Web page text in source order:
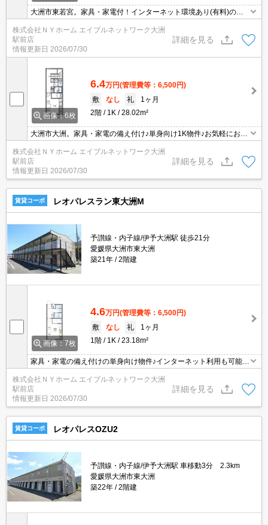
大洲市東若宮。家具・家電付！インターネット環境あり(有料)の単
身向け物件♪お気軽にお問合せ下さい！！
株式会社ＮＹホーム エイブルネットワーク大洲
駅前店
情報更新日 2026/07/30
詳細を見る
画像：6枚
6.4万円(管理費等：6,500円)
敷
なし 礼
1ヶ月
2階
1K 28.02m²
大洲市大洲。家具・家電の備え付け♪単身向け1K物件♪お気軽にお問
合せ下さい！！
株式会社ＮＹホーム エイブルネットワーク大洲
駅前店
情報更新日 2026/07/30
詳細を見る
賃貸コーポ レオパレスラン東大洲M
予讃線・内子線/伊予大洲駅 徒歩21分
愛媛県大洲市東大洲
築21年
2階建
画像：7枚
4.6万円(管理費等：6,500円)
敷
なし 礼
1ヶ月
1階
1K 23.18m²
家具・家電の備え付けの単身向け物件♪インターネット利用も可能で
す（有料）お気軽にお問合せ下さい！！
株式会社ＮＹホーム エイブルネットワーク大洲
駅前店
情報更新日 2026/07/30
詳細を見る
賃貸コーポ レオパレスOZU2
予讃線・内子線/伊予大洲駅 車移動3分 2.3km
愛媛県大洲市東大洲
築22年
2階建